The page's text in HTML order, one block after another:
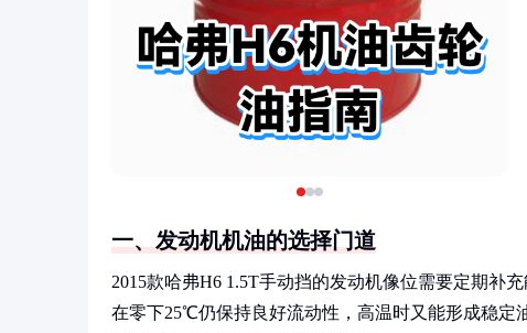
一、发动机机油的选择门道
2015款哈弗H6 1.5T手动挡的发动机像位需要定期补
在零下25℃仍保持良好流动性，高温时又能形成稳定